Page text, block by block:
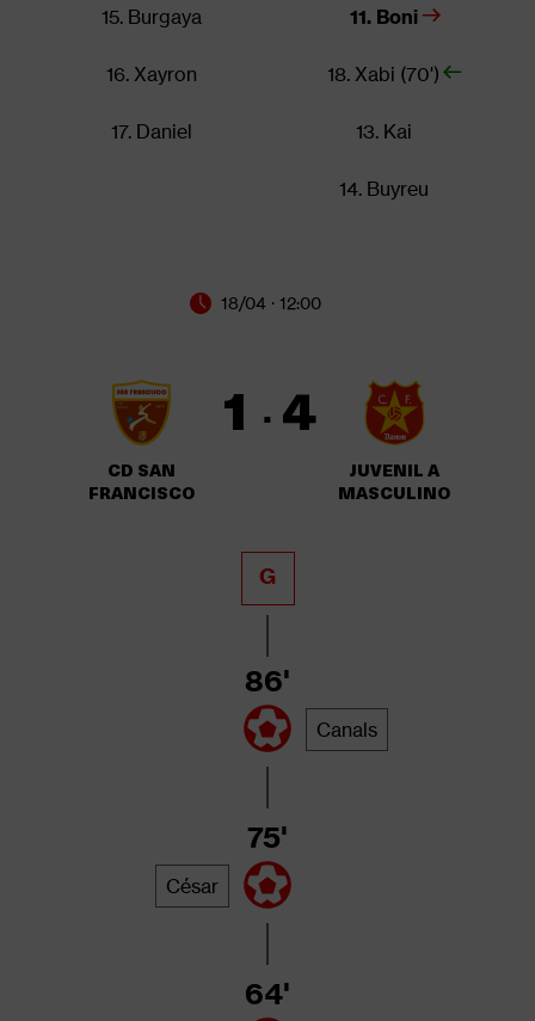
15. Burgaya
16. Xayron
17. Daniel
11. Boni
18. Xabi (70')
13. Kai
14. Buyreu
18/04 · 12:00
CD SAN
FRANCISCO
1 · 4
JUVENIL A
MASCULINO
G
Canals
86'
César
75'
64'